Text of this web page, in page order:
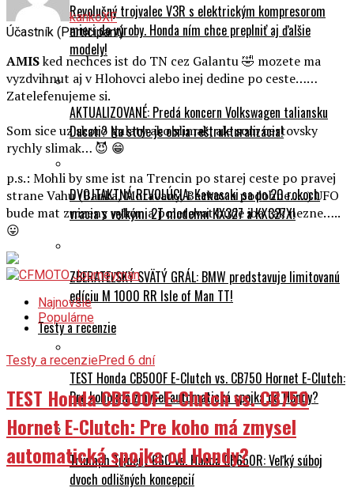
Revolučný trojvalec V3R s elektrickým kompresorom
mieri do výroby. Honda ním chce preplniť aj ďalšie
modely!
AKTUALIZOVANÉ: Predá koncern Volkswagen taliansku
Ducati? Na stole je obria reštrukturalizácia!
DVOJTAKTNÁ REVOLÚCIA: Kawasaki sa po 20 rokoch
vracia s veľkými 2T modelmi KX327 a KX327X!
ZBERATEĽSKÝ SVÄTÝ GRÁL: BMW predstavuje limitovanú
edíciu M 1000 RR Isle of Man TT!
Testy a recenzie
TEST Honda CB500F E-Clutch vs. CB750 Hornet E-Clutch:
Pre koho má zmysel automatická spojka od Hondy?
Triumph Trident 660 vs. Honda CB650R: Veľký súboj
dvoch odlišných koncepcií
kankoXF
Účastník (Participant)
AMISked nechces ist do TN cez Galantu 🤣 mozete ma
vyzdvihnut aj v Hlohovci alebo inej dedine po ceste……
Zatelefenujeme si.
Som sice uz skoro gulaty ako slimak, ale som certovsky
rychly slimak… 😈 😁
p.s.: Mohli by sme ist na Trencin po starej ceste po pravej
strane Vahu (Banka, Moravany, Beckov a podobne…..) UFO
bude mat znizeny vykon a poletovat bude iba tak nezne…..
😛
Najnovšie
Populárne
Testy a recenziePred 6 dní
TEST Honda CB500F E-Clutch vs. CB750
Hornet E-Clutch: Pre koho má zmysel
automatická spojka od Hondy?